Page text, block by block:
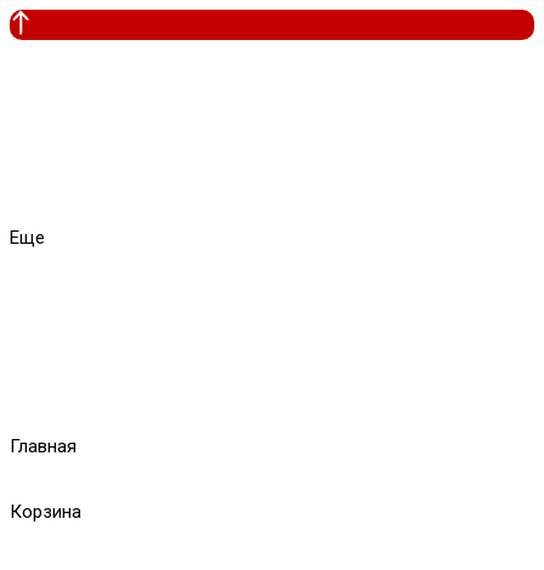
Еще
Главная
Корзина